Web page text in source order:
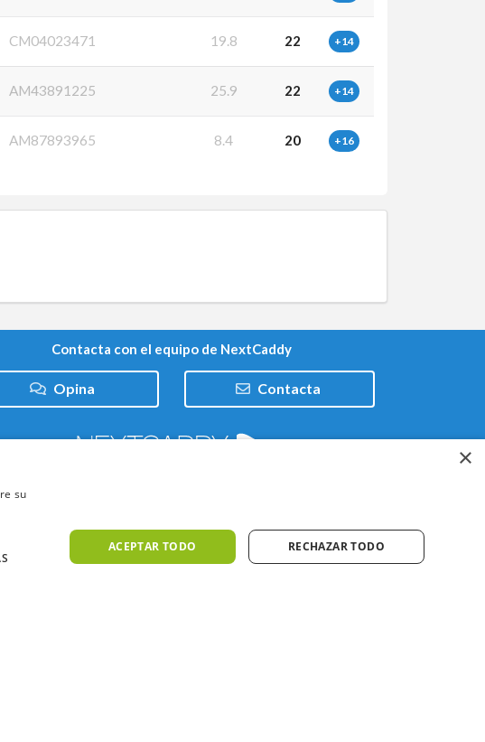
CM04023471 19.8 22 +14
AM43891225 25.9 22 +14
AM87893965 8.4 20 +16
Contacta con el equipo de NextCaddy
Opina Contacta
×
su
ACEPTAR TODO RECHAZAR TODO